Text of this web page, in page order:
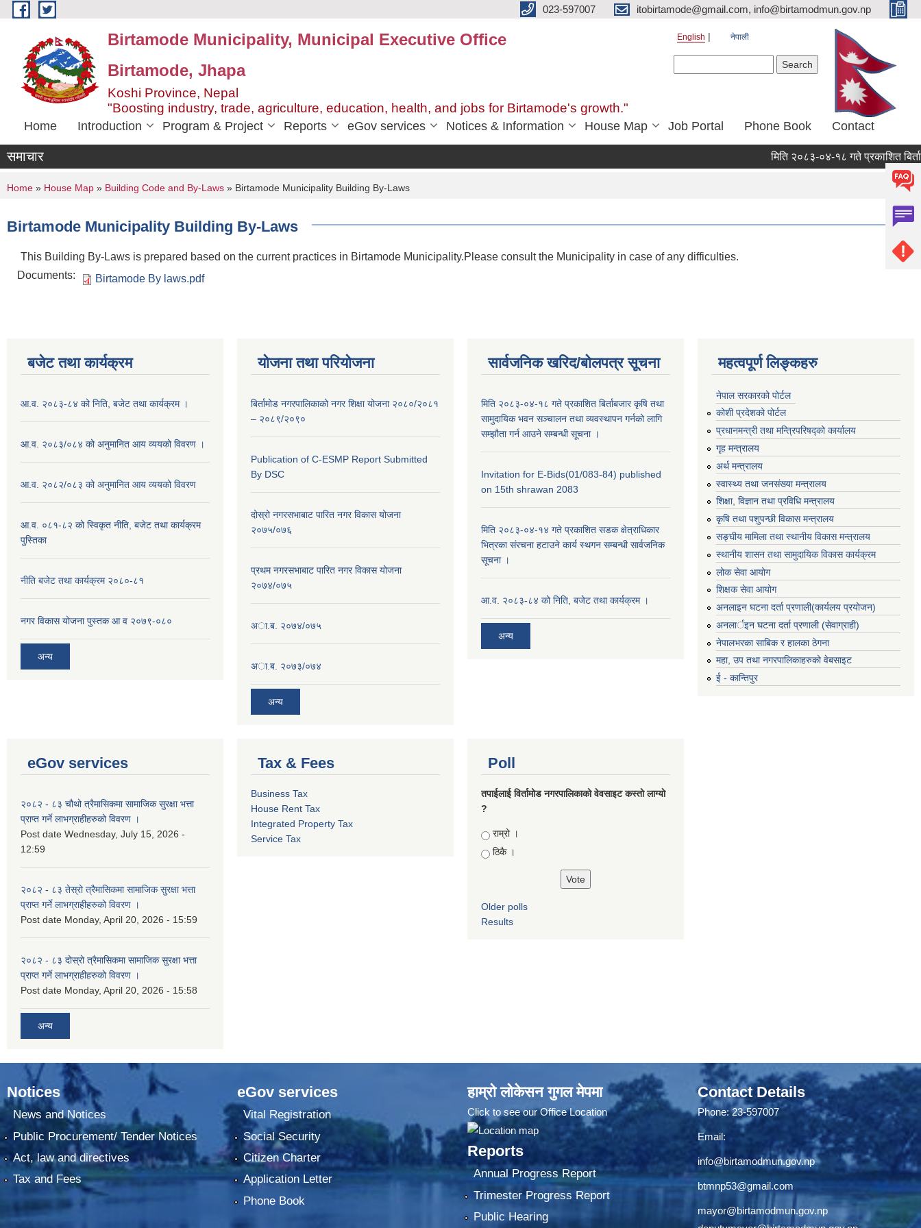
Skip to main content 023-597007 itobirtamode@gmail.com, info@birtamodmun.gov.np
Birtamode Municipality, Municipal Executive Office
Birtamode, Jhapa
Koshi Province, Nepal
"Boosting industry, trade, agriculture, education, health, and jobs for Birtamode's growth."
English नेपाली
Home Introduction Program & Project Reports eGov services Notices & Information House Map Job Portal Phone Book Contact
समाचार मिति २०८३-०४-१८ गते प्रकाशित
You are here
Home » House Map » Building Code and By-Laws » Birtamode Municipality Building By-Laws
Birtamode Municipality Building By-Laws
This Building By-Laws is prepared based on the current practices in Birtamode Municipality.Please consult the Municipality in case of any difficulties.
Documents:
Birtamode By laws.pdf
बजेट तथा कार्यक्रम
आ.व. २०८३-८४ को निति, बजेट तथा कार्यक्रम ।
आ.व. २०८३/०८४ को अनुमानित आय व्ययको विवरण ।
आ.व. २०८२/०८३ को अनुमानित आय व्ययको विवरण
आ.व. ०८१-८२ को स्विकृत नीति, बजेट तथा कार्यक्रम
पुस्तिका
नीति बजेट तथा कार्यक्रम २०८०-८१
नगर विकास योजना पुस्तक आ व २०७९-०८०
अन्य
योजना तथा परियोजना
बिर्तामोड नगरपालिकाको नगर शिक्षा योजना २०८०/२०८१
– २०८९/२०९०
Publication of C-ESMP Report Submitted
By DSC
दोस्रो नगरसभाबाट पारित नगर विकास योजना
२०७५/०७६
प्रथम नगरसभाबाट पारित नगर विकास योजना
२०७४/०७५
अा.ब. २०७४/०७५
अा.ब. २०७३/०७४
अन्य
सार्वजनिक खरिद/बोलपत्र सूचना
मिति २०८३-०४-१८ गते प्रकाशित बिर्ताबजार कृषि तथा
सामुदायिक भवन सञ्चालन तथा व्यवस्थापन गर्नको लागि
सम्झौता गर्न आउने सम्बन्धी सूचना ।
Invitation for E-Bids(01/083-84) published
on 15th shrawan 2083
मिति २०८३-०४-१४ गते प्रकाशित सडक क्षेत्राधिकार
भित्रका संरचना हटाउने कार्य स्थगन सम्बन्धी सार्वजनिक
सूचना ।
आ.व. २०८३-८४ को निति, बजेट तथा कार्यक्रम ।
अन्य
महत्वपूर्ण लिङ्कहरु
नेपाल सरकारको पोर्टल
कोशी प्रदेशको पोर्टल
प्रधानमन्‍त्री तथा मन्‍त्रिपरिषद्को कार्यालय
गृह मन्‍त्रालय
अर्थ मन्त्रालय
स्वास्थ्य तथा जनसंख्या मन्त्रालय
शिक्षा, विज्ञान तथा प्रविधि मन्त्रालय
कृषि तथा पशुपन्छी विकास मन्त्रालय
सङ्घीय मामिला तथा स्थानीय विकास मन्त्रालय
स्थानीय शासन तथा सामुदायिक विकास कार्यक्रम
लोक सेवा आयोग
शिक्षक सेवा आयोग
अनलाइन घटना दर्ता प्रणाली(कार्यलय प्रयोजन)
अनलार्इन घटना दर्ता प्रणाली (सेवाग्राही)
नेपालभरका साबिक र हालका ठेगना
महा, उप तथा नगरपालिकाहरुको वेबसाइट
ई - कान्तिपुर
eGov services
२०८२ - ८३ चौथो त्रैमासिकमा सामाजिक सुरक्षा भत्ता
प्राप्त गर्ने लाभग्राहीहरुको विवरण ।
Post date Wednesday, July 15, 2026 -
12:59
२०८२ - ८३ तेस्रो त्रैमासिकमा सामाजिक सुरक्षा भत्ता
प्राप्त गर्ने लाभग्राहीहरुको विवरण ।
Post date Monday, April 20, 2026 - 15:59
२०८२ - ८३ दोस्रो त्रैमासिकमा सामाजिक सुरक्षा भत्ता
प्राप्त गर्ने लाभग्राहीहरुको विवरण ।
Post date Monday, April 20, 2026 - 15:58
अन्य
Tax & Fees
Business Tax
House Rent Tax
Integrated Property Tax
Service Tax
Poll
तपाईलाई विर्तामोड नगरपालिकाको वेवसाइट कस्ताे लाग्याे
?
Choices
राम्रो ।
ठिकै ।
Older polls
Results
Notices
News and Notices
Public Procurement/ Tender Notices
Act, law and directives
Tax and Fees
eGov services
Vital Registration
Social Security
Citizen Charter
Application Letter
Phone Book
हाम्रो लोकेसन गुगल मेपमा
Click to see our Office Location
Reports
Annual Progress Report
Trimester Progress Report
Public Hearing
Contact Details
Phone: 23-597007
Email:
info@birtamodmun.gov.np
btmnp53@gmail.com
mayor@birtamodmun.gov.np